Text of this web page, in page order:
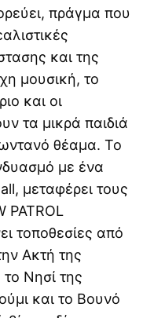
πράγμα που
και της
μουσική, το
και οι
τα μικρά παιδιά
θέαμα. Το
με ένα
μεταφέρει τους
PATROL
τοποθεσίες από
Ακτή της
Νησί της
και το Βουνό